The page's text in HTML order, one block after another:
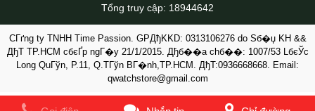
Tổng truy cập: 18944642
CГґng ty TNHH Time Passion. GPДђKKD: 0313106276 do Sб�џ KH &&
ДђT TP.HCM cбєҐp ngГ�y 21/1/2015. Дђб��a chб��: 1007/53 LбєЎc
Long QuГўn, P.11, Q.TГўn BГ�nh,TP.HCM. ДђT:0936668668. Email:
qwatchstore@gmail.com